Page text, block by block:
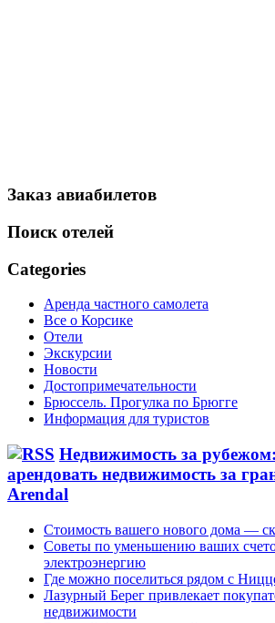
Заказ авиабилетов
Поиск отелей
Categories
Аренда частного самолета
Все о Корсике
Отели
Экскурсии
Новости
Достопримечательности
Брюссель. Прогулка по Брюгге
Информация для туристов
Недвижимость за
арендовать недвижимость за
Arendal
Стоимость вашего нового дома —
Советы по уменьшению ваших
электроэнергию
Где можно поселиться рядом с
Лазурный Берег привлекает
недвижимости